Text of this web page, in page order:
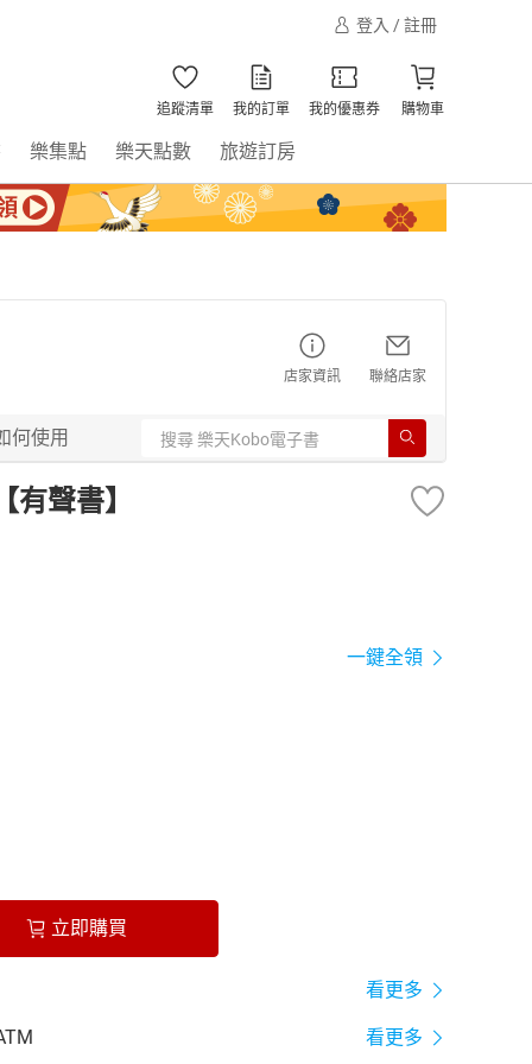
登入 / 註冊
追蹤清單 我的訂單 我的優惠券 購物車
樂集點 樂天點數 旅遊訂房
店家資訊 聯絡店家
何使用
聲書】
一鍵全領
立即購買
看更多
看更多